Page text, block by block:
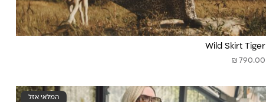
Wild Skirt Tiger
₪ 790.00
המלאי אזל